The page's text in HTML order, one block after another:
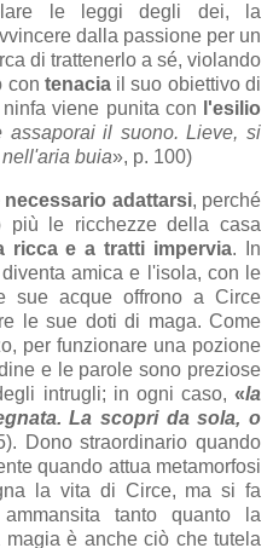
le leggi degli dei, la
dalla passione per un
di trattenerlo a sé, violando
con tenaciail suo obiettivo di
viene punita con
l'esilio
assaporai il suono. Lieve, si
buia», p. 100)
adattarsi, perché
le ricchezze della casa
ricca e a tratti impervia. In
amica e l'isola, con le
acque offrono a Circe
le sue doti di maga. Come
per funzionare una pozione
e le parole sono preziose
intrugli; in ogni caso, «la
La scopri da sola, o
Dono straordinario quando
quando attua metamorfosi
la vita di Circe, ma si fa
tanto quanto la
è anche ciò che tutela